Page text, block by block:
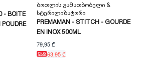
- BOITE
Ბოთლის Გამათბობელი &
Სტერილიზატორი
PREMAMAN - STITCH - GOURDE
EN INOX 500ML
79,95 ₾
63,95 ₾